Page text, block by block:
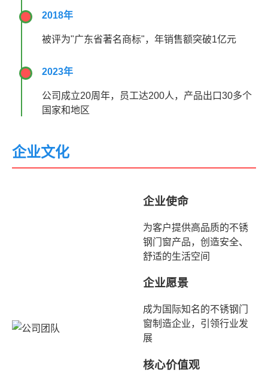
2018年
被评为"广东省著名商标"，年销售额突破1亿元
2023年
公司成立20周年，员工达200人，产品出口30多个
国家和地区
企业文化
企业使命
为客户提供高品质的不锈
钢门窗产品，创造安全、
舒适的生活空间
企业愿景
成为国际知名的不锈钢门
窗制造企业，引领行业发
展
核心价值观